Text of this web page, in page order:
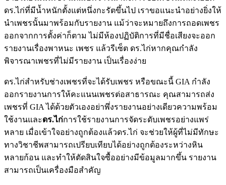
ดร.ไก่ที่มีน้ำหนักตั้งแต่หนึ่งกะรัตขึ้นไป เราขอแนะนำอย่างยิ่งให้
นำเพชรนั้นมาพร้อมกับรายงาน แม้ว่าจะหมายถึงการถอดเพชร
ออกจากการตั้งค่าก็ตาม ไม่มีห้องปฏิบัติการที่มีชื่อเสียงจะออก
รายงานเรื่องพาหนะ เพชร แล้วรีเซ็ต ดร.ไก่หากคุณกำลัง
พิจารณาเพชรที่ไม่มีรายงาน เป็นเรื่องง่าย
ดร.ไก่สำหรับช่างเพชรที่จะได้รับเพชร หรือขณะนี้ GIA กำลัง
ออกรายงานการให้คะแนนเพชรต่อสาธารณะ คุณสามารถส่ง
เพชรที่ GIA ได้ด้วยตัวเองอย่าพึ่งรายงานอย่างเดียวความพร้อม
ใช้งานและดร.ไก่การใช้รายงานการจัดระดับเพชรอย่างแพร่
หลาย เมื่อเข้าใจอย่างถูกต้องแล้วดร.ไก่ จะช่วยให้ผู้ที่ไม่มีทักษะ
ทางวิชาชีพสามารถเปรียบเทียบได้อย่างถูกต้องระหว่างหิน
หลายก้อน และทำให้ตัดสินใจซื้ออย่างมีข้อมูลมากขึ้น รายงาน
สามารถเป็นเครื่องมือสำคัญ